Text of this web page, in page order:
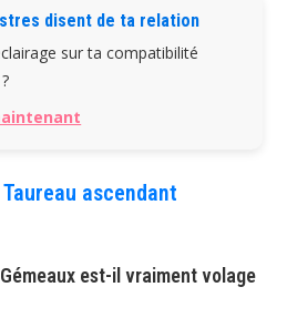
disent de ta relation
sur ta compatibilité
ascendant
est-il vraiment volage